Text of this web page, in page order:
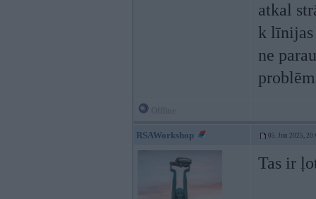
atkal
k līnijas
ne
RSAWorkshop 05. Jun 2025,
Tas ir